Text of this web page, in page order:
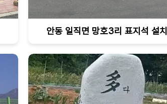
안동 일직면 망호3리 표지석 설치